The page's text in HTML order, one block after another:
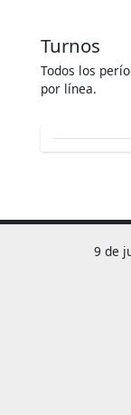
Turnos
Todos los
por línea.
9 de